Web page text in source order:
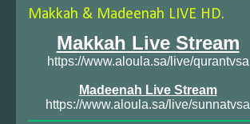
Makkah & Madeenah LIVE HD.
Makkah Live Stream
https://www.aloula.sa/live/qurantvsa
Madeenah Live Stream
https://www.aloula.sa/live/sunnatvsa